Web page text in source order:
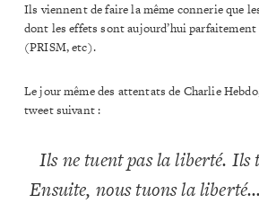
Ils viennent de faire la même connerie que
dont les effets sont aujourd’hui
(PRISM, etc).
Le jour même des attentats de Charlie
tweet suivant :
Ils ne tuent pas la liberté. Ils
Ensuite, nous tuons la